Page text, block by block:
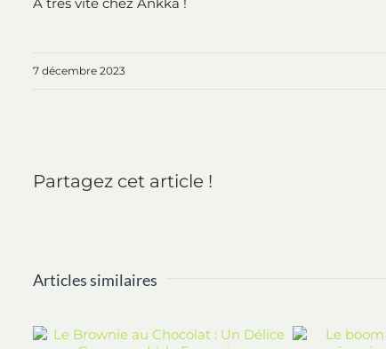
7 décembre 2023
Partagez cet article !
Articles similaires